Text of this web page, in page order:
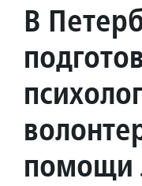
В
помощи